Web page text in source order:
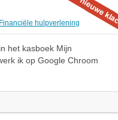
Financiële hulpverlening
het kasboek Mijn
ik op Google Chroom